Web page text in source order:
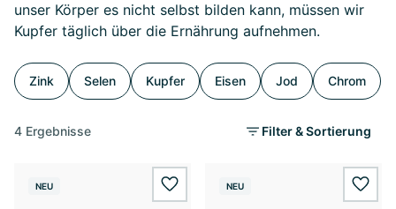
unser Körper es nicht selbst bilden kann, müssen wir
Kupfer täglich über die Ernährung aufnehmen.
Zink Selen Kupfer Eisen Jod Chrom
4 Ergebnisse Filter & Sortierung
NEU wishlist.add
NEU